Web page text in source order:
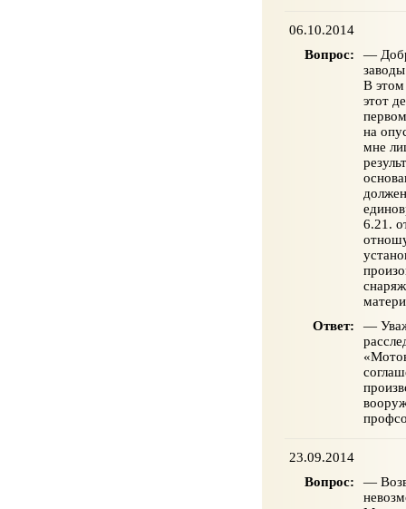
06.10.2014
Вопрос:
—
В этом
этот
на
мне
6.21.
Ответ:
—
23.09.2014
Вопрос:
—